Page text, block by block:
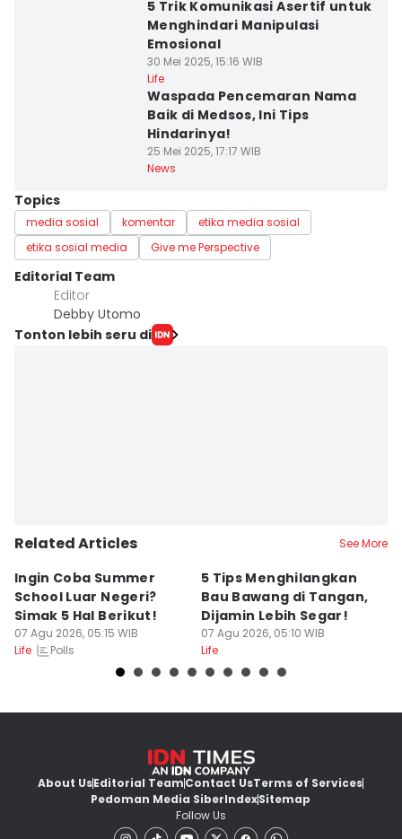
5 Trik Komunikasi Asertif untuk
Menghindari Manipulasi
Emosional
30 Mei 2025, 15:16 WIB
Life
Waspada Pencemaran Nama
Baik di Medsos, Ini Tips
Hindarinya!
25 Mei 2025, 17:17 WIB
News
Topics
media sosial komentar
etika media sosial
etika sosial media
Give me Perspective
Editorial Team
Editor
Debby Utomo
Tonton lebih seru di
Related Articles See More
Ingin Coba Summer
School Luar Negeri?
Simak 5 Hal Berikut!
07 Agu 2026, 05:15 WIB
Life
Polls
5 Tips Menghilangkan
Bau Bawang di Tangan,
Dijamin Lebih Segar!
07 Agu 2026, 05:10 WIB
Life
About UsEditorial TeamContact UsTerms of Services
Pedoman Media SiberIndexSitemap
Follow Us